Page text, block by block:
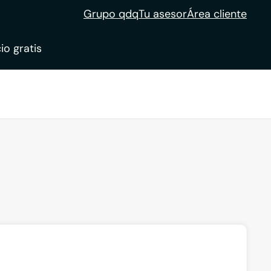
Grupo qdqTu asesorÁrea cliente
gratis